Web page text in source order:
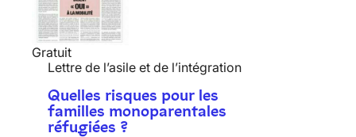
Gratuit
Lettre de l’asile et de l’intégration
Quelles risques pour les
familles monoparentales
réfugiées ?